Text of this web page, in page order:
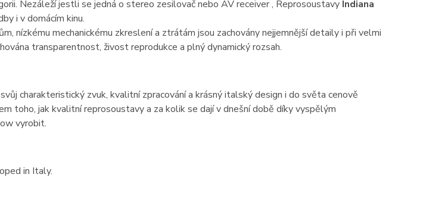
Nezáleží jestli se jedná o stereo zesilovač nebo AV receiver , Reprosoustavy Indiana
i v domácím kinu.
nízkému mechanickému zkreslení a ztrátám jsou zachovány nejjemnější detaily i při velmi
transparentnost, živost reprodukce a plný dynamický rozsah.
charakteristický zvuk, kvalitní zpracování a krásný italský design i do světa cenově
toho, jak kvalitní reprosoustavy a za kolik se dají v dnešní době díky vyspělým
vyrobit.
in Italy.